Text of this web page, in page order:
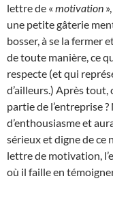
lettre de « motivation
une petite gâterie
bosser, à se la fermer
de toute manière, ce
respecte (et qui
d’ailleurs.) Après
partie de l’entreprise
d’enthousiasme et
sérieux et digne de ce
lettre de motivation,
où il faille en